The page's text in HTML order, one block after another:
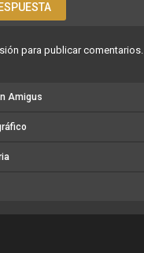
para publicar comentarios.
Amigus